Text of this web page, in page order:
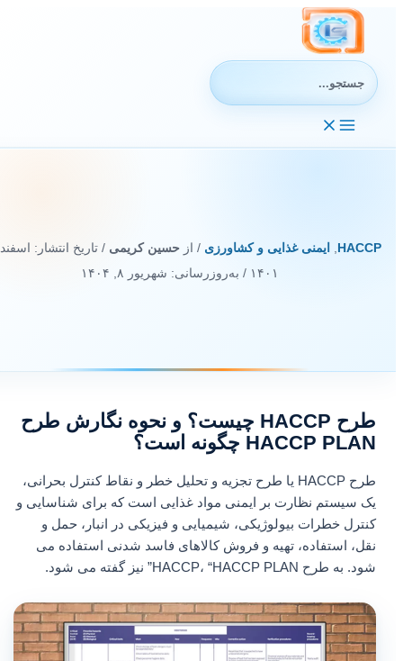
جستجوی:
HACCP
, ایمنی غذایی و کشاورزی/ از حسین کریمی / تاریخ انتشار:
۱۴۰۱ / به‌روزرسانی: شهریور ۸, ۱۴۰۴
طرح HACCP چیست؟ و نحوه نگارش طرح
HACCP PLAN چگونه است؟
طرح HACCP یا طرح تجزیه و تحلیل خطر و نقاط کنترل بحرانی،
یک سیستم نظارت بر ایمنی مواد غذایی است که برای شناسایی و
کنترل خطرات بیولوژیکی، شیمیایی و فیزیکی در انبار، حمل و
نقل، استفاده، تهیه و فروش کالاهای فاسد شدنی استفاده می
شود. به طرح HACCP، “HACCP PLAN” نیز گفته می شود.